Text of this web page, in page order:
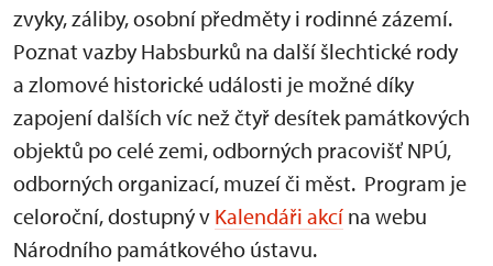
zvyky, záliby, osobní předměty i rodinné zázemí.
Poznat vazby Habsburků na další šlechtické rody
a zlomové historické události je možné díky
zapojení dalších víc než čtyř desítek památkových
objektů po celé zemi, odborných pracovišť NPÚ,
odborných organizací, muzeí či měst. Program je
celoroční, dostupný v Kalendáři akcí na webu
Národního památkového ústavu.